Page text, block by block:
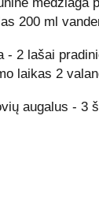
medžiaga
200 ml
- 2 lašai
laikas 2
augalus - 3